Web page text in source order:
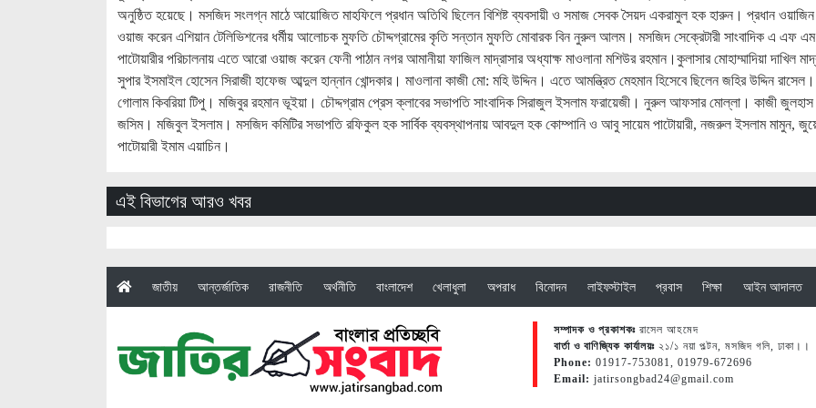
অনুষ্ঠিত হয়েছে। মসজিদ সংলগ্ন মাঠে আয়োজিত মাহফিলে প্রধান অতিথি ছিলেন বিশিষ্ট ব্যবসায়ী ও সমাজ সেবক সৈয়দ একরামুল হক হারুন। প্রধান ওয়াজিন
ওয়াজ করেন এশিয়ান টেলিভিশনের ধর্মীয় আলোচক মুফতি চৌদ্দগ্রামের কৃতি সন্তান মুফতি মোবারক বিন নুরুল আলম। মসজিদ সেক্রেটারী সাংবাদিক এ এফ এম
পাটোয়ারীর পরিচালনায় এতে আরো ওয়াজ করেন ফেনী পাঠান নগর আমানীয়া ফাজিল মাদ্রাসার অধ্যাক্ষ মাওলানা মশিউর রহমান।কুলাসার মোহাম্মাদিয়া দাখিল
সুপার ইসমাইল হোসেন সিরাজী হাফেজ আব্দুল হান্নান খোন্দকার। মাওলানা কাজী মো: মহি উদ্দিন। এতে আমন্ত্রিত মেহমান হিসেবে ছিলেন জহির উদ্দিন
গোলাম কিবরিয়া টিপু। মজিবুর রহমান ভূইয়া। চৌদ্দগ্রাম প্রেস ক্লাবের সভাপতি সাংবাদিক সিরাজুল ইসলাম ফরায়েজী। নুরুল আফসার মোল্লা। কাজী জুলহাস
জসিম। মজিবুল ইসলাম। মসজিদ কমিটির সভাপতি রফিকুল হক সার্বিক ব্যবস্থাপনায় আবদুল হক কোম্পানি ও আবু সায়েম পাটোয়ারী, নজরুল ইসলাম মামুন,
পাটোয়ারী ইমাম এয়াচিন।
এই বিভাগের আরও খবর
(current)
জাতীয় আন্তর্জাতিক রাজনীতি অর্থনীতি বাংলাদেশ খেলাধুলা অপরাধ বিনোদন লাইফস্টাইল প্রবাস শিক্ষা আইন আদালত
সম্পাদক ও প্রকাশকঃ রাসেল আহমেদ
বার্তা ও বাণিজ্যিক কার্যালয়ঃ ২১/১ নয়া পল্টন, মসজিদ গলি, ঢাকা।।
Phone: 01917-753081, 01979-672696
Email: jatirsongbad24@gmail.com